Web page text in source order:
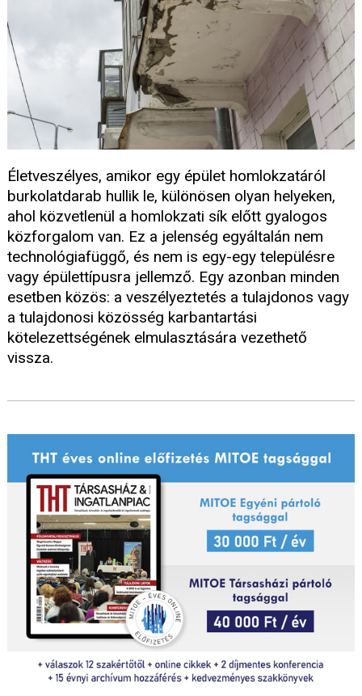
Életveszélyes, amikor egy épület homlokzatáról
burkolatdarab hullik le, különösen olyan helyeken,
ahol közvetlenül a homlokzati sík előtt gyalogos
közforgalom van. Ez a jelenség egyáltalán nem
technológiafüggő, és nem is egy-egy településre
vagy épülettípusra jellemző. Egy azonban minden
esetben közös: a veszélyeztetés a tulajdonos vagy
a tulajdonosi közösség karbantartási
kötelezettségének elmulasztására vezethető
vissza.